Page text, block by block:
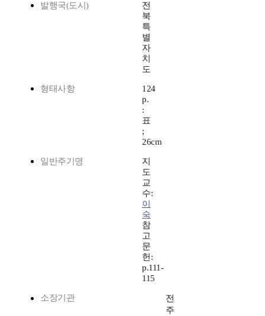
발행국(도시)
전
북
특
별
자
치
도
형태사항
124
p.
:
표
;
26cm
일반주기명
지
도
교
수:
이
숙
참
고
문
헌:
p.111-
115
소장기관
전
주